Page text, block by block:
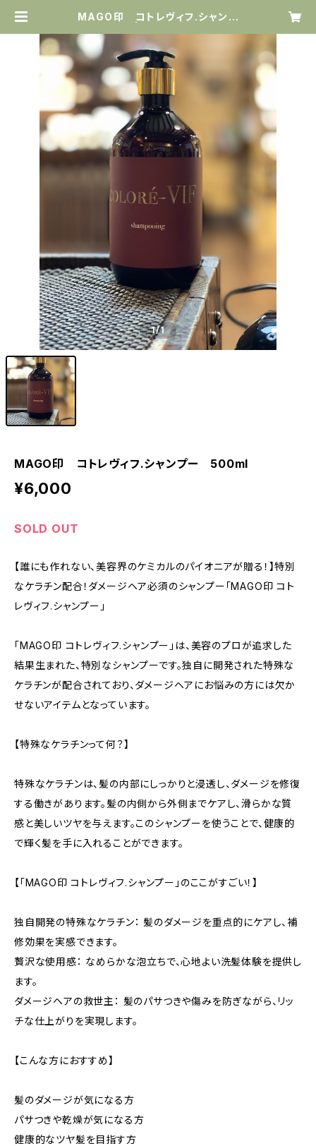
MAGO印 コトレヴィフ.シャンプ
ットSHOP
1/1
MAGO印 コトレヴィフ.シャンプー 500ml
¥6,000
SOLD OUT
【誰にも作れない、美容界のケミカルのパイオニアが贈る！】特別
なケラチン配合！ダメージヘア必須のシャンプー「MAGO印 コト
レヴィフ.シャンプー」
「MAGO印 コトレヴィフ.シャンプー」は、美容のプロが追求した
結果生まれた、特別なシャンプーです。独自に開発された特殊な
ケラチンが配合されており、ダメージヘアにお悩みの方には欠か
せないアイテムとなっています。
【特殊なケラチンって何？】
特殊なケラチンは、髪の内部にしっかりと浸透し、ダメージを修復
する働きがあります。髪の内側から外側までケアし、滑らかな質
感と美しいツヤを与えます。このシャンプーを使うことで、健康的
で輝く髪を手に入れることができます。
【「MAGO印 コトレヴィフ.シャンプー」のここがすごい！】
独自開発の特殊なケラチン： 髪のダメージを重点的にケアし、補
修効果を実感できます。
贅沢な使用感： なめらかな泡立ちで、心地よい洗髪体験を提供し
ます。
ダメージヘアの救世主： 髪のパサつきや傷みを防ぎながら、リッ
チな仕上がりを実現します。
【こんな方におすすめ】
髪のダメージが気になる方
パサつきや乾燥が気になる方
健康的なツヤ髪を目指す方